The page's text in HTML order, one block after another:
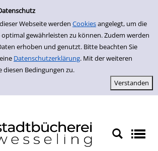
Webseite werden Cookiesangelegt, um die
gewährleisten zu können. Zudem werden
erhoben und genutzt. Bitte beachten Sie
Datenschutzerklärung. Mit der weiteren
diesen Bedingungen zu.